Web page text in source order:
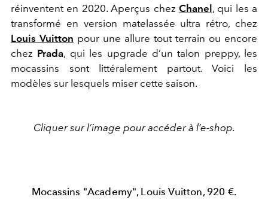
réinventent en 2020. Aperçus chez Chanel , qui les a
transformé en version matelassée ultra rétro, chez
Louis Vuitton pour une allure tout terrain ou encore
chez Prada, qui les upgrade d’un talon preppy, les
mocassins sont littéralement partout. Voici les
modèles sur lesquels miser cette saison.
Cliquer sur l’image pour accéder à l’e-shop.
Mocassins "Academy", Louis Vuitton, 920 €.